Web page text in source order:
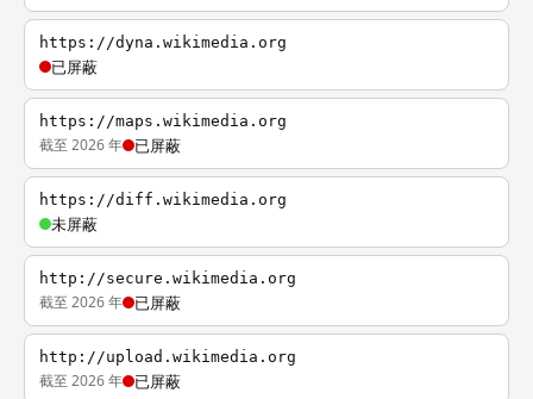
https://dyna.wikimedia.org
已屏蔽
https://maps.wikimedia.org
截至 2026 年 已屏蔽
https://diff.wikimedia.org
未屏蔽
http://secure.wikimedia.org
截至 2026 年 已屏蔽
http://upload.wikimedia.org
截至 2026 年 已屏蔽